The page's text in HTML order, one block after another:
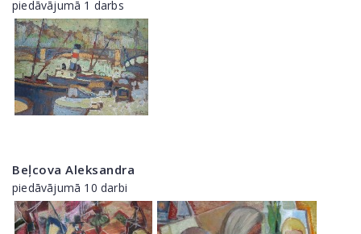
piedāvājumā 1 darbs
Beļcova Aleksandra
piedāvājumā 10 darbi